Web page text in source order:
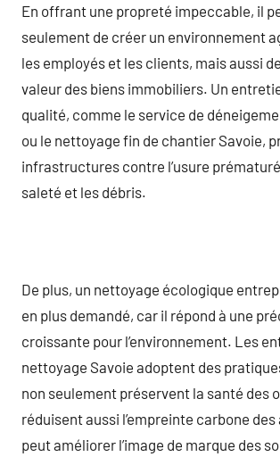
En offrant une propreté impeccable, il
seulement de créer un environnement
les employés et les clients, mais aussi
valeur des biens immobiliers. Un
qualité, comme le service de
ou le nettoyage fin de chantier Savoie,
infrastructures contre l’usure
saleté et les débris.
De plus, un nettoyage écologique
en plus demandé, car il répond à une
croissante pour l’environnement. Les
nettoyage Savoie adoptent des
non seulement préservent la santé des
réduisent aussi l’empreinte carbone
peut améliorer l’image de marque des